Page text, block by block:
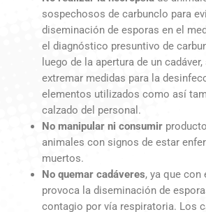
sospechosos de carbunclo para
diseminación de esporas en el
el diagnóstico presuntivo de
luego de la apertura de un
extremar medidas para la
elementos utilizados como así
calzado del personal.
No manipular ni consumir
animales con signos de estar
muertos.
No quemar cadáveres, ya que con
provoca la diseminación de
contagio por vía respiratoria. Los